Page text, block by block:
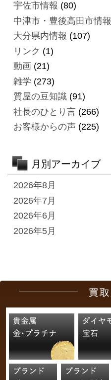
宇佐市情報 (80)
中津市・豊後高田市情報
大分県内情報 (107)
リンク (1)
動画 (21)
雑学 (273)
質屋の豆知識(91)
社長のひとり言(266)
お客様からの声(225)
月別アーカイブ
2026年8月
2026年7月
2026年6月
2026年5月